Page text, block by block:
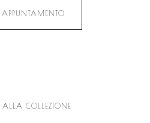
APPUNTAMENTO
ALLA COLLEZIONE